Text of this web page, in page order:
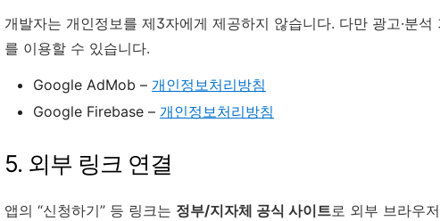
개발자는 개인정보를 제3자에게 제공하지 않습니다. 다만 광고·분
를 이용할 수 있습니다.
Google AdMob – 개인정보처리방침
Google Firebase – 개인정보처리방침
5. 외부 링크 연결
앱의 “신청하기” 등 링크는 정부/지자체 공식 사이트로 외부 브라우